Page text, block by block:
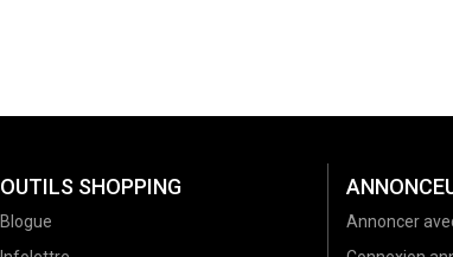
OUTILS SHOPPING
Blogue
Annoncer